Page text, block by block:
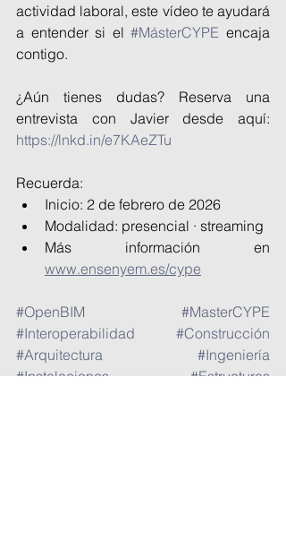
actividad laboral, este vídeo te ayudará
a entender si el #MásterCYPE encaja
contigo.
¿Aún tienes dudas? Reserva una
https://lnkd.in/e7KAeZTu
Recuerda:
Inicio: 2 de febrero de 2026
Modalidad: presencial · streaming
www.ensenyem.es/cype
#OpenBIM
#MasterCYPE
#Interoperabilidad
#Construcción
#Arquitectura
#Ingeniería
#Instalaciones
#Estructuras